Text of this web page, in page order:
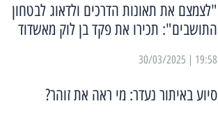
"לצמצם את תאונות הדרכים ולדאוג לבטחון
התושבים": תכירו את פקד בן לוק מאשדוד
19:58 | 30/03/2025
סיוע באיתור נעדר: מי ראה את זוהר?